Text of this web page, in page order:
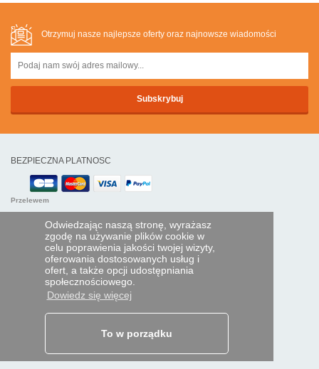
Odwiedzając naszą stronę, wyrażasz
zgodę na używanie plików cookie w
celu poprawienia jakości twojej wizyty,
oferowania dostosowanych usług i
ofert, a także opcji udostępniania
społecznościowego.
Dowiedz się więcej
To w porządku
Otrzymuj nasze najlepsze oferty oraz najnowsze wiadomości
BEZPIECZNA PLATNOSC
Przelewem
POMOC I USŁUGI
Śledź swoje zamówienie
PILOTY EXPRESS
Kim jesteśmy?
Dane osobowe
ORAZ NA ŚWIECIE: